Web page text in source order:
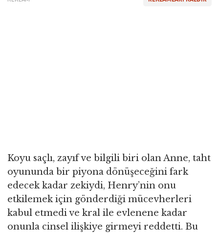
Koyu saçlı, zayıf ve bilgili biri olan Anne, taht
oyununda bir piyona dönüşeceğini fark
edecek kadar zekiydi, Henry’nin onu
etkilemek için gönderdiği mücevherleri
kabul etmedi ve kral ile evlenene kadar
onunla cinsel ilişkiye girmeyi reddetti. Bu